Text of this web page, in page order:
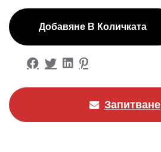
Добавяне В Количката
Запитване